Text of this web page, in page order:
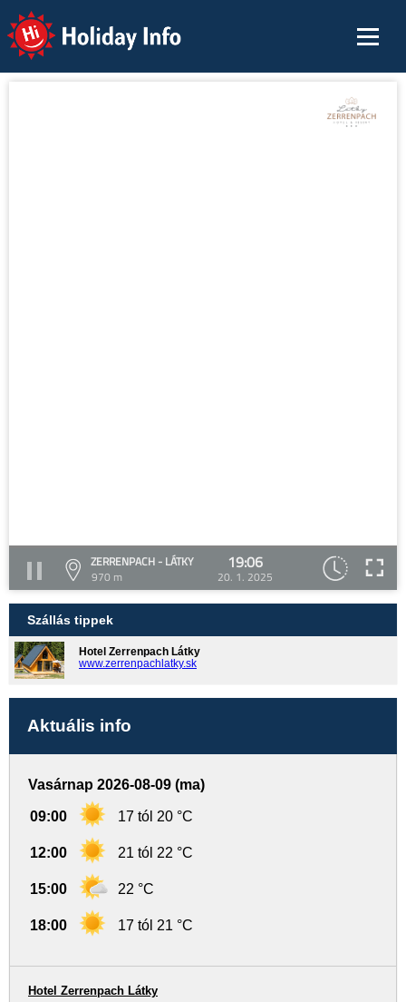
Holiday Info
ZERRENPACH - LÁTKY
970 m
19:06
20. 1. 2025
Szállás tippek
Hotel Zerrenpach Látky
www.zerrenpachlatky.sk
Aktuális info
Vasárnap 2026-08-09 (ma)
09:00 17 tól 20 °C
12:00 21 tól 22 °C
15:00 22 °C
18:00 17 tól 21 °C
Hotel Zerrenpach Látky